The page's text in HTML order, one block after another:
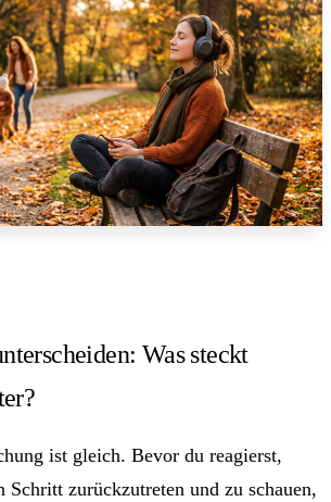
Was steckt
ist gleich. Bevor du reagierst,
Schritt zurückzutreten und zu schauen,